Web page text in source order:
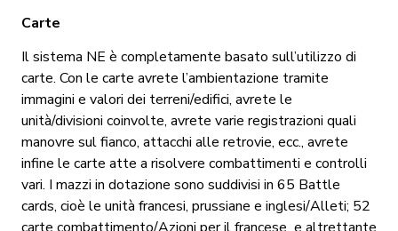
Carte
Il sistema NE è completamente basato sull’utilizzo di
carte. Con le carte avrete l’ambientazione tramite
immagini e valori dei terreni/edifici, avrete le
unità/divisioni coinvolte, avrete varie registrazioni quali
manovre sul fianco, attacchi alle retrovie, ecc., avrete
infine le carte atte a risolvere combattimenti e controlli
vari. I mazzi in dotazione sono suddivisi in 65 Battle
cards, cioè le unità francesi, prussiane e inglesi/Alleti; 52